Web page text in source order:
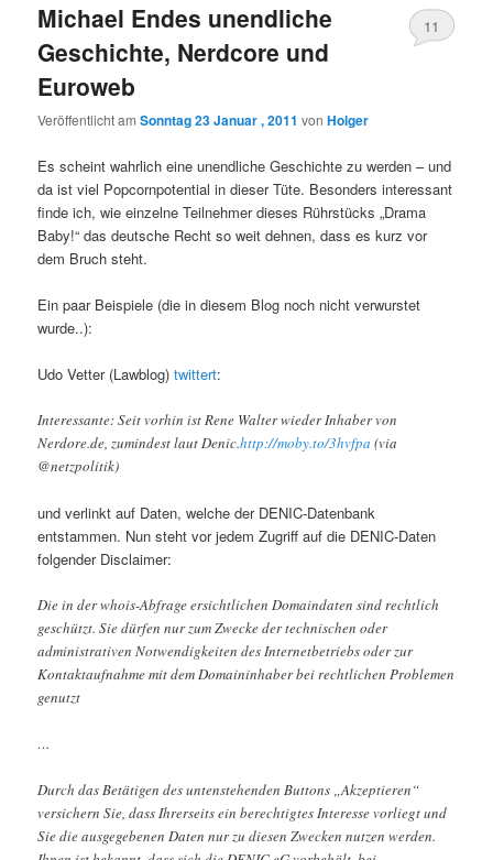
Michael Endes unendliche
Geschichte, Nerdcore und
Euroweb
Veröffentlicht amSonntag 23 Januar , 2011 vonHolger
11
Es scheint wahrlich eine unendliche Geschichte zu werden – und
da ist viel Popcornpotential in dieser Tüte. Besonders interessant
finde ich, wie einzelne Teilnehmer dieses Rührstücks „Drama
Baby!“ das deutsche Recht so weit dehnen, dass es kurz vor
dem Bruch steht.
Ein paar Beispiele (die in diesem Blog noch nicht verwurstet
wurde..):
Udo Vetter (Lawblog)twittert:
Interessante: Seit vorhin ist Rene Walter wieder Inhaber von
Nerdore.de, zumindest laut Denic.http://moby.to/3hvfpa (via
@netzpolitik)
und verlinkt auf Daten, welche der DENIC-Datenbank
entstammen. Nun steht vor jedem Zugriff auf die DENIC-Daten
folgender Disclaimer:
Die in der whois-Abfrage ersichtlichen Domaindaten sind rechtlich
geschützt. Sie dürfen nur zum Zwecke der technischen oder
administrativen Notwendigkeiten des Internetbetriebs oder zur
Kontaktaufnahme mit dem Domaininhaber bei rechtlichen Problemen
genutzt
…
Durch das Betätigen des untenstehenden Buttons „Akzeptieren“
versichern Sie, dass Ihrerseits ein berechtigtes Interesse vorliegt und
Sie die ausgegebenen Daten nur zu diesen Zwecken nutzen werden.